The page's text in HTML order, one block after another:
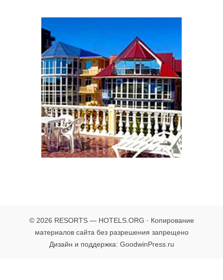
© 2026 RESORTS — HOTELS.ORG · Копирование
материалов сайта без разрешения запрещено
Дизайн и поддержка: GoodwinPress.ru